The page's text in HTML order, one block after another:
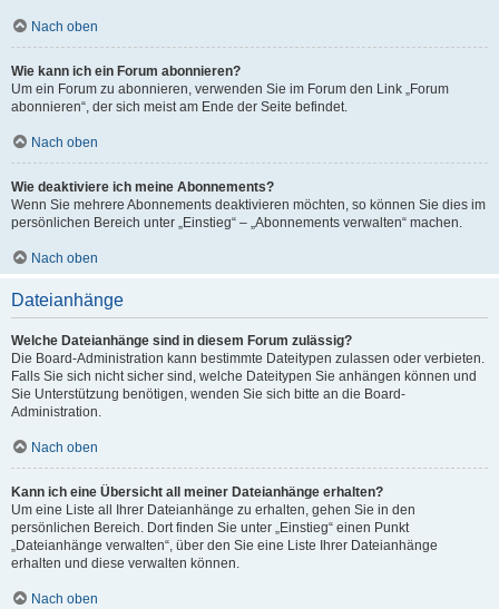
Nach oben
Wie kann ich ein Forum abonnieren?
Um ein Forum zu abonnieren, verwenden Sie im Forum den Link „Forum
abonnieren“, der sich meist am Ende der Seite befindet.
Nach oben
Wie deaktiviere ich meine Abonnements?
Wenn Sie mehrere Abonnements deaktivieren möchten, so können Sie dies im
persönlichen Bereich unter „Einstieg“ – „Abonnements verwalten“ machen.
Nach oben
Dateianhänge
Welche Dateianhänge sind in diesem Forum zulässig?
Die Board-Administration kann bestimmte Dateitypen zulassen oder verbieten.
Falls Sie sich nicht sicher sind, welche Dateitypen Sie anhängen können und
Sie Unterstützung benötigen, wenden Sie sich bitte an die Board-
Administration.
Nach oben
Kann ich eine Übersicht all meiner Dateianhänge erhalten?
Um eine Liste all Ihrer Dateianhänge zu erhalten, gehen Sie in den
persönlichen Bereich. Dort finden Sie unter „Einstieg“ einen Punkt
„Dateianhänge verwalten“, über den Sie eine Liste Ihrer Dateianhänge
erhalten und diese verwalten können.
Nach oben